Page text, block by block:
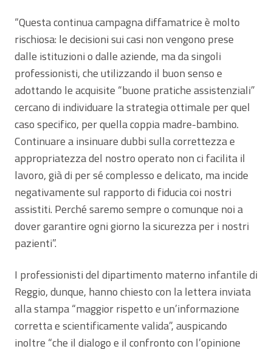
“Questa continua campagna diffamatrice è molto
rischiosa: le decisioni sui casi non vengono prese
dalle istituzioni o dalle aziende, ma da singoli
professionisti, che utilizzando il buon senso e
adottando le acquisite “buone pratiche assistenziali”
cercano di individuare la strategia ottimale per quel
caso specifico, per quella coppia madre-bambino.
Continuare a insinuare dubbi sulla correttezza e
appropriatezza del nostro operato non ci facilita il
lavoro, già di per sé complesso e delicato, ma incide
negativamente sul rapporto di fiducia coi nostri
assistiti. Perché saremo sempre o comunque noi a
dover garantire ogni giorno la sicurezza per i nostri
pazienti”.
I professionisti del dipartimento materno infantile di
Reggio, dunque, hanno chiesto con la lettera inviata
alla stampa “maggior rispetto e un’informazione
corretta e scientificamente valida”, auspicando
inoltre “che il dialogo e il confronto con l’opinione